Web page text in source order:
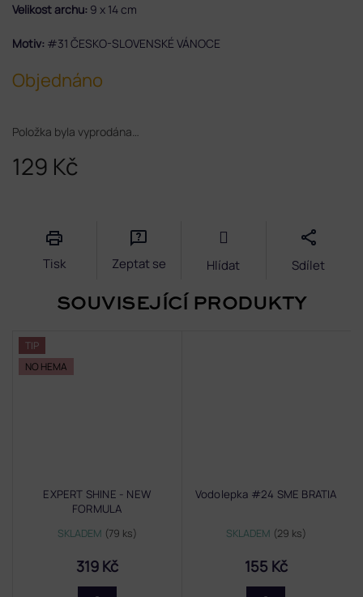
129 Kč
Objednáno
Položka byla vyprodána…
Velikost archu: 9 x 14 cm
Motiv: #31 ČESKO-SLOVENSKÉ VÁNOCE
Tisk Zeptat se Hlídat Sdílet
SOUVISEJÍCÍ PRODUKTY
TIP
NO HEMA
EXPERT SHINE - NEW
FORMULA
SKLADEM (79 ks)
319 Kč
Vodolepka #24 SME BRATIA
SKLADEM (29 ks)
155 Kč